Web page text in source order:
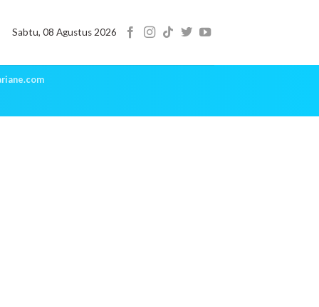
Sabtu, 08 Agustus 2026